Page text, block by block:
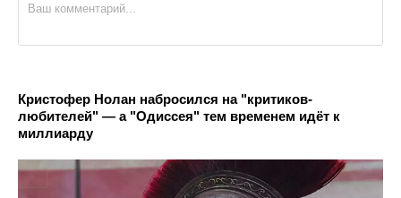
Кристофер Нолан набросился на "критиков-
любителей" — а "Одиссея" тем временем идёт к
миллиарду